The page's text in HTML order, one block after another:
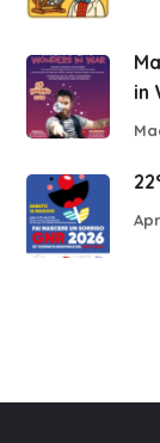
in